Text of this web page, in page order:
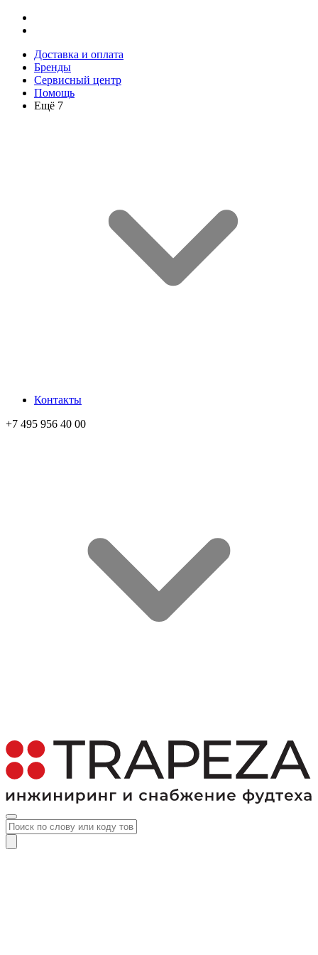
Доставка и оплата
Бренды
Сервисный центр
Помощь
Ещё 7
Контакты
+7 495 956 40 00